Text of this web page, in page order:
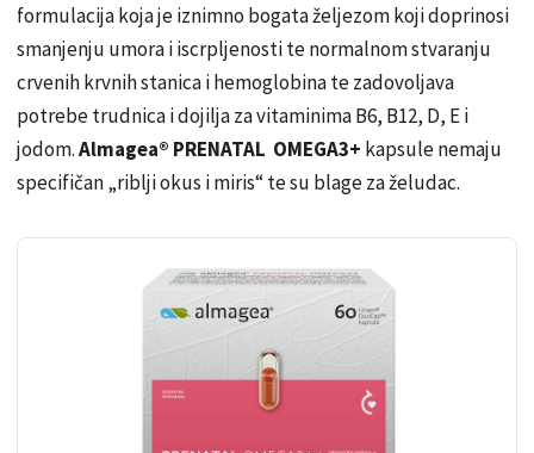
formulacija koja je iznimno bogata željezom koji doprinosi
smanjenju umora i iscrpljenosti te normalnom stvaranju
crvenih krvnih stanica i hemoglobina te zadovoljava
potrebe trudnica i dojilja za vitaminima B6, B12, D, E i
jodom.Almagea® PRENATAL OMEGA3+ kapsule nemaju
specifičan „riblji okus i miris“ te su blage za želudac.